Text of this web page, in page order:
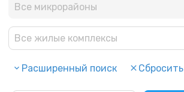
Все микрорайоны
Все жилые комплексы
Расширенный поиск Сбросить